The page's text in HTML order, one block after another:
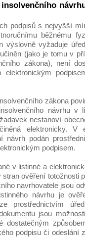
podpisů s nejvyšší
běžnému
výslovně vyžaduje
(jako je tomu v
zákona), není
elektronickým
zákona
návrhu v
nestanoví
elektronicky. V
návrh podán
podpisem.
v listinné a
ověření totožnosti
navrhovatele jsou
návrhu je
prostřednictvím
jsou
podpisu či odeslání